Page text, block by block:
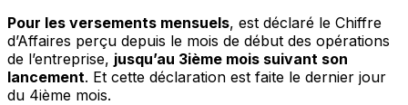
Pour les versements mensuels, est déclaré le Chiffre
d’Affaires perçu depuis le mois de début des opérations
de l’entreprise, jusqu’au 3ième mois suivant son
lancement. Et cette déclaration est faite le dernier jour
du 4ième mois.